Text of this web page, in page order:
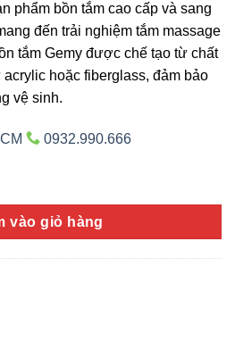
phẩm bồn tắm cao cấp và sang
đến trải nghiệm tắm massage
tắm Gemy được chế tạo từ chất
hoặc fiberglass, đảm bảo
vệ sinh.
0932.990.666
vào giỏ hàng